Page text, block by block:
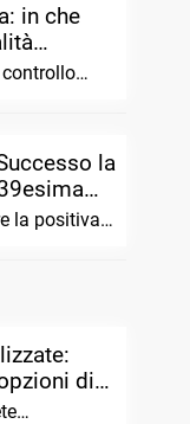
in che
MIFIA
la
la positiva
di